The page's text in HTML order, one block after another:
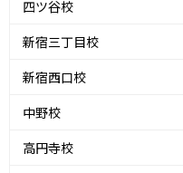
四ツ谷校
新宿三丁目校
新宿西口校
中野校
高円寺校